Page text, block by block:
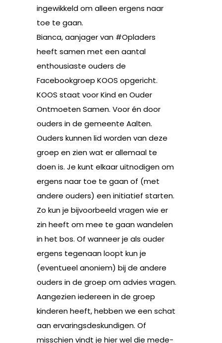
ingewikkeld om alleen ergens naar
toe te gaan.
Bianca, aanjager van #Opladers
heeft samen met een aantal
enthousiaste ouders de
Facebookgroep KOOS opgericht.
KOOS staat voor Kind en Ouder
Ontmoeten Samen. Voor én door
ouders in de gemeente Aalten.
Ouders kunnen lid worden van deze
groep en zien wat er allemaal te
doen is. Je kunt elkaar uitnodigen om
ergens naar toe te gaan of (met
andere ouders) een initiatief starten.
Zo kun je bijvoorbeeld vragen wie er
zin heeft om mee te gaan wandelen
in het bos. Of wanneer je als ouder
ergens tegenaan loopt kun je
(eventueel anoniem) bij de andere
ouders in de groep om advies vragen.
Aangezien iedereen in de groep
kinderen heeft, hebben we een schat
aan ervaringsdeskundigen. Of
misschien vindt je hier wel die mede-